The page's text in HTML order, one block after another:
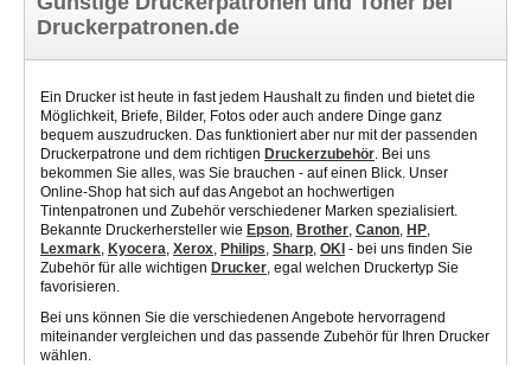
Druckerpatronen.de
Ein Drucker ist heute in fast jedem Haushalt zu finden und bietet die
Möglichkeit, Briefe, Bilder, Fotos oder auch andere Dinge ganz
bequem auszudrucken. Das funktioniert aber nur mit der passenden
Druckerpatrone und dem richtigen Druckerzubehör. Bei uns
bekommen Sie alles, was Sie brauchen - auf einen Blick. Unser
Online-Shop hat sich auf das Angebot an hochwertigen
Tintenpatronen und Zubehör verschiedener Marken spezialisiert.
Bekannte Druckerhersteller wie Epson, Brother, Canon, HP,
Lexmark, Kyocera, Xerox, Philips, Sharp, OKI - bei uns finden Sie
Zubehör für alle wichtigen Drucker, egal welchen Druckertyp Sie
favorisieren.
Bei uns können Sie die verschiedenen Angebote hervorragend
miteinander vergleichen und das passende Zubehör für Ihren Drucker
wählen.